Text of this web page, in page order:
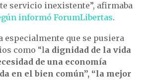
servicio inexistente”, afirmaba
informó ForumLibertas.
especialmente que se pusiera
como “la dignidad de la vida
de una economía
en el bien común”, “la mejor